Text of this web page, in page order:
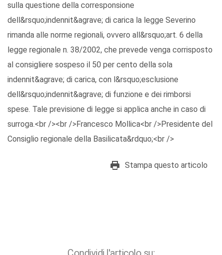
sulla questione della corresponsione
dell&rsquo;indennit&agrave; di carica la legge Severino
rimanda alle norme regionali, ovvero all&rsquo;art. 6 della
legge regionale n. 38/2002, che prevede venga corrisposto
al consigliere sospeso il 50 per cento della sola
indennit&agrave; di carica, con l&rsquo;esclusione
dell&rsquo;indennit&agrave; di funzione e dei rimborsi
spese. Tale previsione di legge si applica anche in caso di
surroga.<br /><br />Francesco Mollica<br />Presidente del
Consiglio regionale della Basilicata&rdquo;<br />
Stampa questo articolo